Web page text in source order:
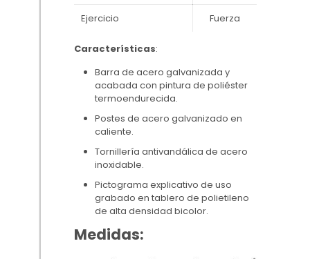
Ejercicio Fuerza
Características:
Barra de acero galvanizada y
acabada con pintura de poliéster
termoendurecida.
Postes de acero galvanizado en
caliente.
Tornillería antivandálica de acero
inoxidable.
Pictograma explicativo de uso
grabado en tablero de polietileno
de alta densidad bicolor.
Medidas: